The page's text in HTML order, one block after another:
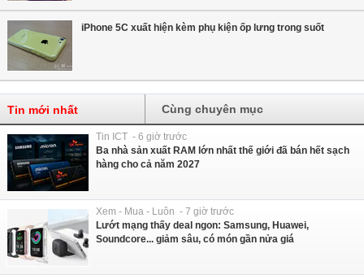
iPhone 5C xuất hiện kèm phụ kiện ốp lưng trong suốt
Tin mới nhất Cùng chuyên mục
Tin ICT - 6 giờ trước
Ba nhà sản xuất RAM lớn nhất thế giới đã bán hết sạch
hàng cho cả năm 2027
Xem - Mua - Luôn - 7 giờ trước
Lướt mạng thấy deal ngon: Samsung, Huawei,
Soundcore... giảm sâu, có món gần nửa giá